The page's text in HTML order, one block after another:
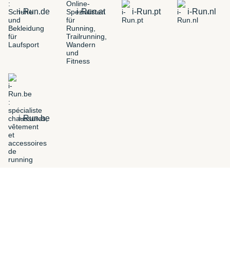
i-Run.de i-Run.at i-Run.pt i-Run.nl
i-Run.be